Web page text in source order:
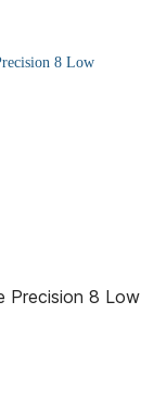
Precision 8 Low